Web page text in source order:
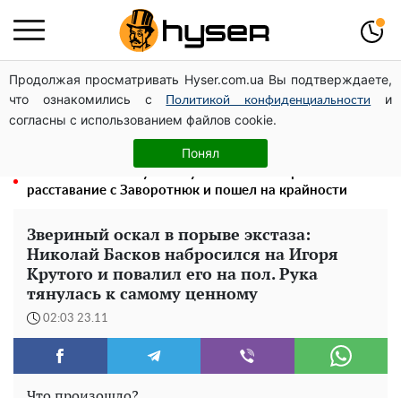
Продолжая просматривать Hyser.com.ua Вы подтверждаете,
что ознакомились с
Политикой конфиденциальности
и
согласны с использованием файлов cookie.
Понял
На Подолі обговорили розвиток реабілітації та
рекреації
Новий притулок для осколків ОПЗЖ: як "Партія миру"
Новинського знову з'явилася в інформаційному полі
расставание с Заворотнюк и пошел на крайности
Звериный оскал в порыве экстаза:
Николай Басков набросился на Игоря
Крутого и повалил его на пол. Рука
тянулась к самому ценному
02:03 23.11